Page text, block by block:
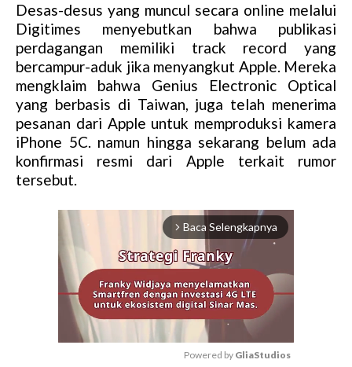
Desas-desus yang muncul secara online melalui
Digitimes menyebutkan bahwa publikasi
perdagangan memiliki track record yang
bercampur-aduk jika menyangkut Apple. Mereka
mengklaim bahwa Genius Electronic Optical
yang berbasis di Taiwan, juga telah menerima
pesanan dari Apple untuk memproduksi kamera
iPhone 5C. namun hingga sekarang belum ada
konfirmasi resmi dari Apple terkait rumor
tersebut.
arrow_forward_ios Baca Selengkapnya
Powered by GliaStudios